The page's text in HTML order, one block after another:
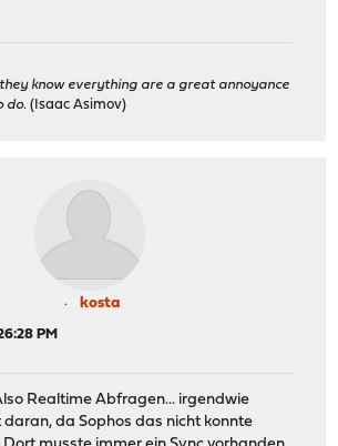
know everything are a great annoyance
do. (Isaac Asimov)
kosta
PM
Realtime Abfragen... irgendwie
daran, da Sophos das nicht konnte